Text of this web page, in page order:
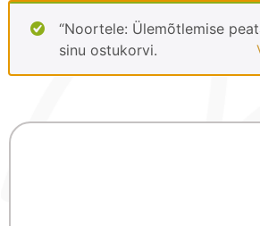
“Noortele: Ülemõtlemise
sinu ostukorvi.